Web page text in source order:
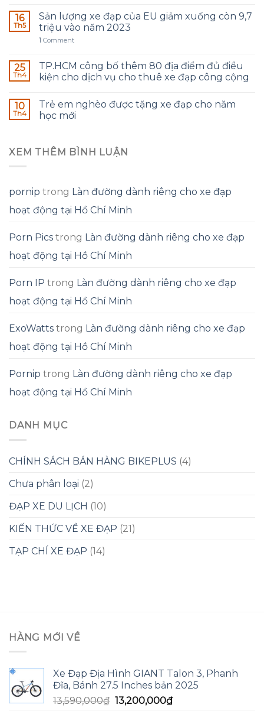
16
Th5
Sản lượng xe đạp của EU giảm xuống còn 9,7
triệu vào năm 2023
1 Comment
25
Th4
TP.HCM công bố thêm 80 địa điểm đủ điều
kiện cho dịch vụ cho thuê xe đạp công cộng
10
Th4
Trẻ em nghèo được tặng xe đạp cho năm
học mới
XEM THÊM BÌNH LUẬN
pornip trong Làn đường dành riêng cho xe đạp
hoạt động tại Hồ Chí Minh
Porn Pics trong Làn đường dành riêng cho xe đạp
hoạt động tại Hồ Chí Minh
Porn IP trong Làn đường dành riêng cho xe đạp
hoạt động tại Hồ Chí Minh
ExoWatts trong Làn đường dành riêng cho xe đạp
hoạt động tại Hồ Chí Minh
Pornip trong Làn đường dành riêng cho xe đạp
hoạt động tại Hồ Chí Minh
DANH MỤC
CHÍNH SÁCH BÁN HÀNG BIKEPLUS (4)
Chưa phân loại (2)
ĐẠP XE DU LỊCH (10)
KIẾN THỨC VỀ XE ĐẠP (21)
TẠP CHÍ XE ĐẠP (14)
HÀNG MỚI VỀ
Xe Đạp Địa Hình GIANT Talon 3, Phanh
Đĩa, Bánh 27.5 Inches bản 2025
13,590,000₫ Giá
13,200,000₫Giá